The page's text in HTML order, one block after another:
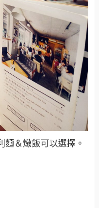
麵＆燉飯可以選擇 。